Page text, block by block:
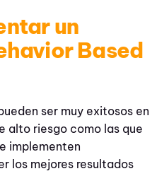
un
Based
ser muy exitosos en
alto riesgo como las que
implementen
los mejores resultados